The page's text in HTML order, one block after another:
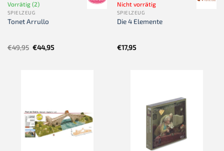
Vorrätig (2)
SPIELZEUG
Tonet Arrullo
€49,95 Ursprünglicher
Preis
€44,95Aktueller
Nicht vorrätig
SPIELZEUG
Die 4 Elemente
€17,95